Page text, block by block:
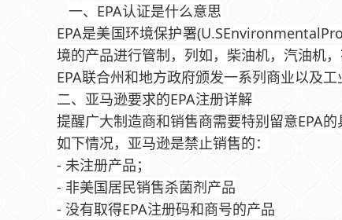
一、EPA认证是什么意思
EPA是美国环境保护署
境的产品进行管制，列如，柴油机，汽油机，
EPA联合州和地方政府颁发一系列商业以及
二、亚马逊要求的EPA注册详解
提醒广大制造商和销售商需要特别留意EPA
如下情况，亚马逊是禁止销售的：
- 未注册产品；
- 非美国居民销售杀菌剂产品
- 没有取得EPA注册码和商号的产品